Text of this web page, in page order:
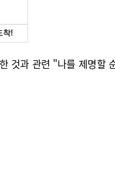
것과 관련 "나를 제명할